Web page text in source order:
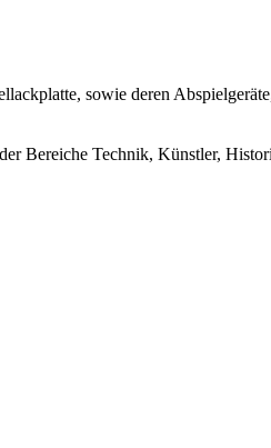
sowie deren
Bereiche Technik, Künstler,